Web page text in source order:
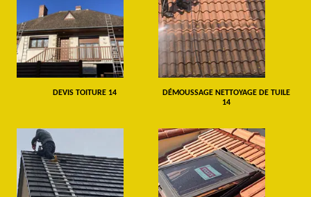
DEVIS TOITURE 14
DÉMOUSSAGE NETTOYAGE DE TUILE
14